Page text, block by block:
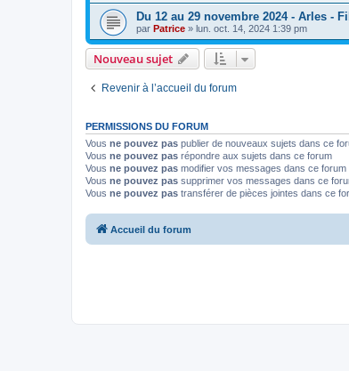
Du 12 au 29 novembre 2024 - Arles -
par Patrice » lun. oct. 14, 2024 1:39 pm
Nouveau sujet
Revenir à l’accueil du forum
PERMISSIONS DU FORUM
Vous ne pouvez pas publier de nouveaux sujets dans ce
Vous ne pouvez pas répondre aux sujets dans ce forum
Vous ne pouvez pas modifier vos messages dans ce forum
Vous ne pouvez pas supprimer vos messages dans ce
Vous ne pouvez pas transférer de pièces jointes dans ce
Accueil du forum